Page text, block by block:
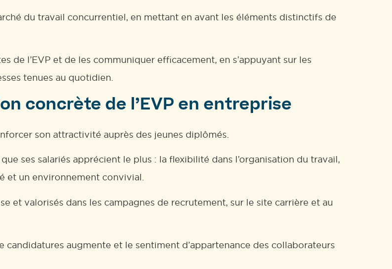
du travail concurrentiel, en mettant en avant les éléments distinctifs de
de l’EVP et de les communiquer efficacement, en s’appuyant sur les
tenues au quotidien.
concrète de l’EVP en entreprise
son attractivité auprès des jeunes diplômés.
ses salariés apprécient le plus : la flexibilité dans l’organisation du travail,
et un environnement convivial.
et valorisés dans les campagnes de recrutement, sur le site carrière et au
candidatures augmente et le sentiment d’appartenance des collaborateurs